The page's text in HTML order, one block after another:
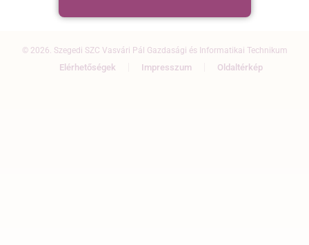
© 2026. Szegedi SZC Vasvári Pál Gazdasági és Informatikai Technikum
Elérhetőségek Impresszum Oldaltérkép